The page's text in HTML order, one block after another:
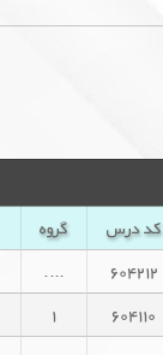
کد درس گروه
۶۰۴۲۱۲ ….
۶۰۴۱۱۰ ۱